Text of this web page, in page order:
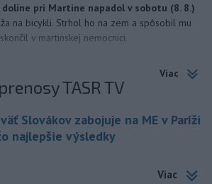
doline pri Martine napadol v sobotu (8. 8.)
na bicykli. Strhol ho na zem a spôsobil mu
v martinskej nemocnici.
Viac
TASR TV
Slovákov zabojuje na ME v Paríži
najlepšie výsledky
Viac